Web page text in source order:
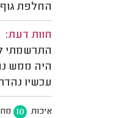
החלפת
חוות דעת:
התרשמתי
היה ממש
עכשיו
איכות 10